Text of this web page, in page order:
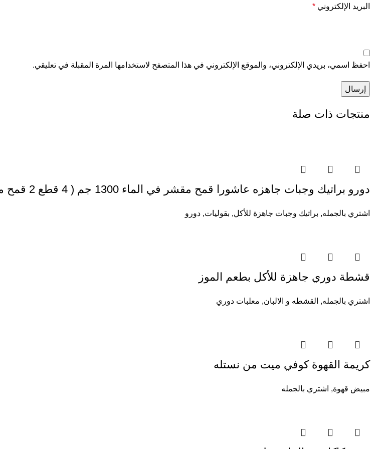
البريد الإلكتروني *
احفظ اسمي، بريدي الإلكتروني، والموقع الإلكتروني في هذا المتصفح لاستخدامها المرة المقبلة في تعليقي.
منتجات ذات صلة
دورو براتيك وجبات جاهزه عاشورا قمح مقشر في الماء 1300 جم ( 4 قطع 2 قمح مقشر +1 حمص + 1 فاصوليا بيضاء )
اشتري بالجمله, براتيك وجبات جاهزة للأكل, بقوليات, دورو
قشطة دوري جاهزة للأكل بطعم الموز
اشتري بالجمله, القشطه و الالبان, معلبات دوري
كريمة القهوة كوفي ميت من نستله
مبيض قهوة, اشتري بالجمله